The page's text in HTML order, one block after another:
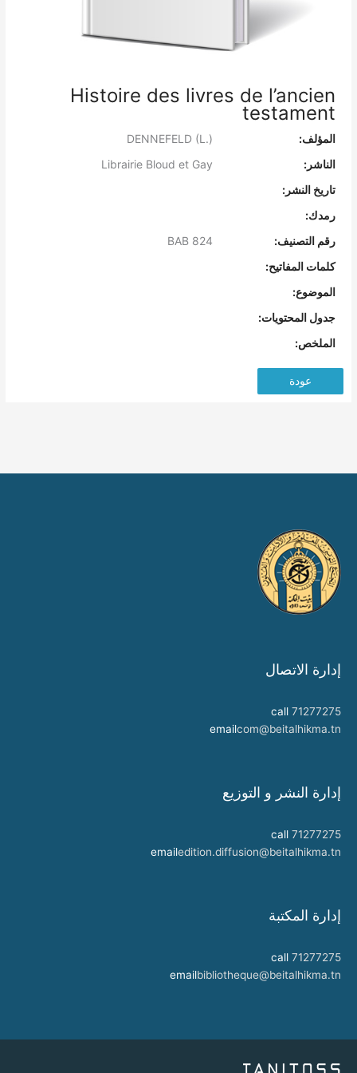
Histoire des livres de l’ancien
testament
المؤلف:
الناشر:
تاريخ النشر:
رمدك:
رقم التصنيف:
كلمات المفاتيح:
الموضوع:
جدول المحتويات:
الملخص:
عودة
إدارة الاتصال
call 71277275
emailcom@beitalhikma.tn
إدارة النشر و التوزيع
call 71277275
emailedition.diffusion@beitalhikma.tn
إدارة المكتبة
call 71277275
emailbibliotheque@beitalhikma.tn